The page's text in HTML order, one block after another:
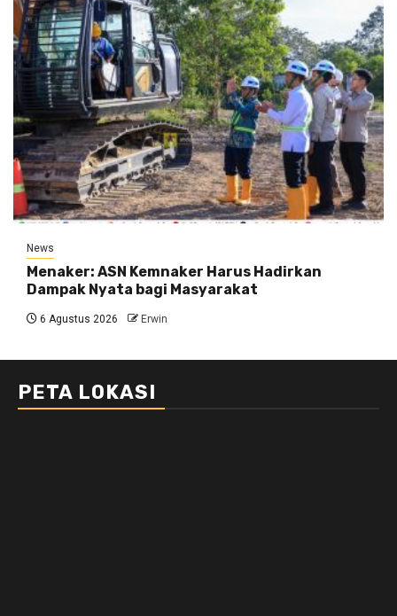
News
Menaker: ASN Kemnaker Harus Hadirkan
Dampak Nyata bagi Masyarakat
6 Agustus 2026 Erwin
PETA LOKASI